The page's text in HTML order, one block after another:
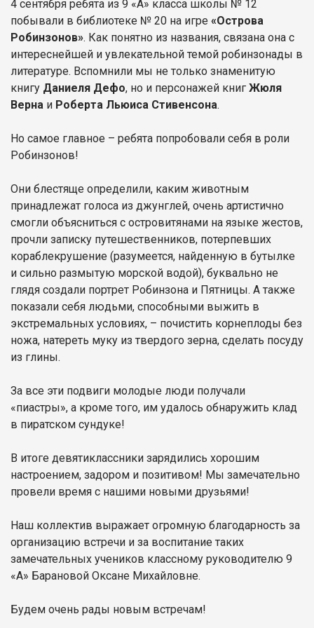
4 сентября ребята из 9 «А» класса школы № 12
побывали в библиотеке № 20 на игре «Острова
Робинзонов». Как понятно из названия, связана она с
интереснейшей и увлекательной темой робинзонады в
литературе. Вспомнили мы не только знаменитую
книгу Даниеля Дефо, но и персонажей книг Жюля
Верна и Роберта Льюиса Стивенсона.
Но самое главное – ребята попробовали себя в роли
Робинзонов!
Они блестяще определили, каким животным
принадлежат голоса из джунглей, очень артистично
смогли объясниться с островитянами на языке жестов,
прочли записку путешественников, потерпевших
кораблекрушение (разумеется, найденную в бутылке
и сильно размытую морской водой), буквально не
глядя создали портрет Робинзона и Пятницы. А также
показали себя людьми, способными выжить в
экстремальных условиях, – почистить корнеплоды без
ножа, натереть муку из твердого зерна, сделать посуду
из глины.
За все эти подвиги молодые люди получали
«пиастры», а кроме того, им удалось обнаружить клад
в пиратском сундуке!
В итоге девятиклассники зарядились хорошим
настроением, задором и позитивом! Мы замечательно
провели время с нашими новыми друзьями!
Наш коллектив выражает огромную благодарность за
организацию встречи и за воспитание таких
замечательных учеников классному руководителю 9
«А» Барановой Оксане Михайловне.
Будем очень рады новым встречам!